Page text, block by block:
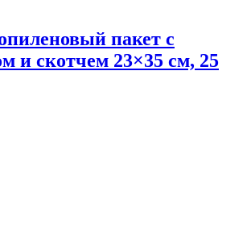
пакет с
и скотчем 23×35 см, 25